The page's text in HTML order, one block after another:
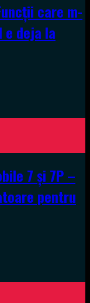
care m-
e deja la
7 și 7P –
pentru